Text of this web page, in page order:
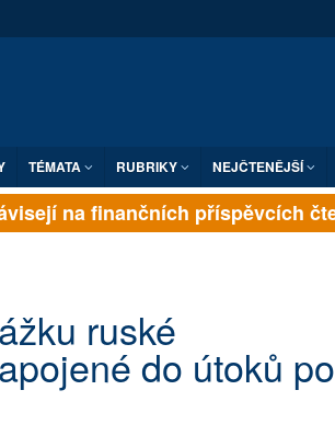
TÉMATA RUBRIKY NEJČTENĚJŠÍ
na finančních příspěvcích
ruské
do útoků po